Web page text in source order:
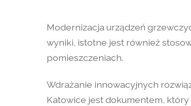
Modernizacja urządzeń
wyniki, istotne jest również
pomieszczeniach.
Wdrażanie innowacyjnych
Katowice jest dokumentem,